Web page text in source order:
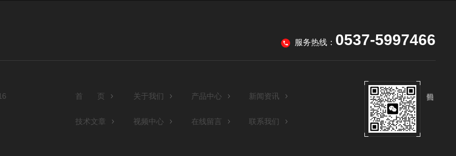
服务热线： 0537-5997466
首 页 关于我们 产品中心 新闻资讯
技术文章 视频中心 在线留言 联系我们